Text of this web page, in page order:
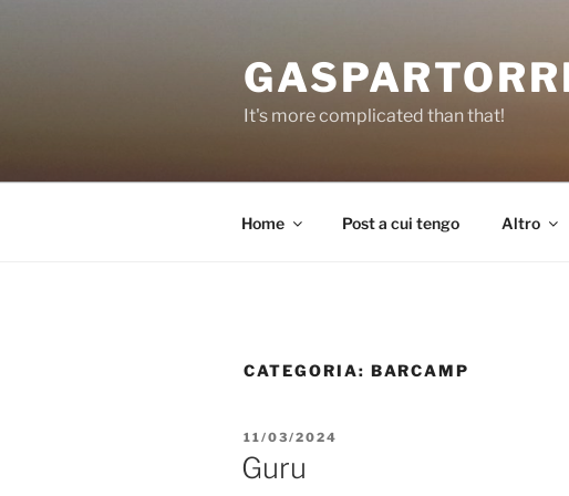
It's more complicated than that!
Home Post a cui tengo Altro
CATEGORIA: BARCAMP
PUBBLICATO
IL
11/03/2024
Guru